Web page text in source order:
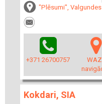
"Plēsumi",
+371 26700757
Kokdari, SIA